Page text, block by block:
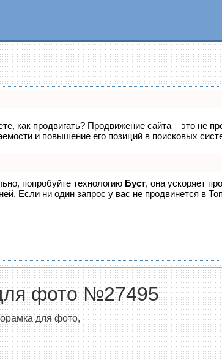
как продвигать? Продвижение сайта – это не
и повышение его позиций в поисковых
попробуйте технологию Буст, она ускоряет
Если ни один запрос у вас не продвинется в
фото №27495
для фото,